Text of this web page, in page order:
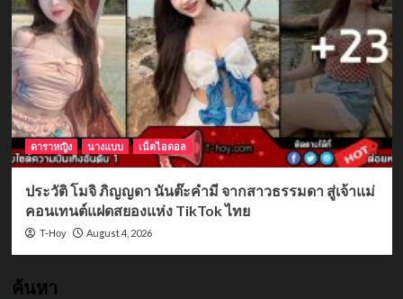
ดาราหญิง นางแบบ เน็ตไอดอล
ประวัติ โมจิ ภิญญดา นันต๊ะคำมี จากสาวธรรมดา สู่เจ้าแม่
คอนเทนต์แฝดสยองแห่ง TikTok ไทย
T-Hoy August 4, 2026
ค้นหา